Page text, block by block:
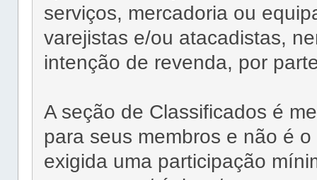
serviços, mercadoria ou
varejistas e/ou atacadistas,
intenção de revenda, por
A seção de Classificados é
para seus membros e não é
exigida uma participação